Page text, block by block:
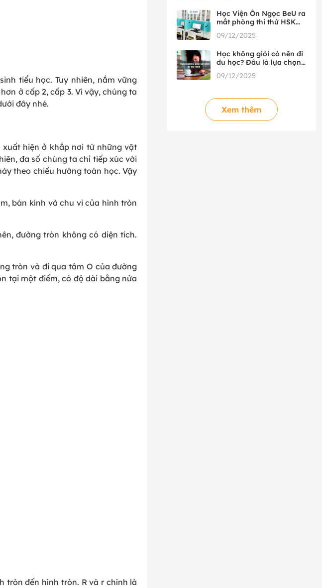
tiểu học. Tuy nhiên, nắm vững
ở cấp 2, cấp 3. Vì vậy, chúng ta
đây nhé.
hiện ở khắp nơi từ những vật
đa số chúng ta chỉ tiếp xúc với
theo chiều hướng toán học. Vậy
bán kính và chu vi của hình tròn
đường tròn không có diện tích.
tròn và đi qua tâm O của đường
tại một điểm, có độ dài bằng nửa
tròn đến hình tròn. R và r chính là
Học Viện Ôn Ngọc BeU ra
mắt phòng thi thử HSK
hợp tác cùng HSK Mock
09/12/2025
Học không giỏi có nên đi
du học? Đâu là lựa chọn
09/12/2025
Xem thêm